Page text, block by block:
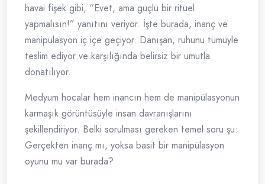
havai fişek gibi, “Evet, ama güçlü bir ritüel
yapmalısın!” yanıtını veriyor. İşte burada, inanç ve
manipülasyon iç içe geçiyor. Danışan, ruhunu tümüyle
teslim ediyor ve karşılığında belirsiz bir umutla
donatılıyor.
Medyum hocalar hem inancın hem de manipülasyonun
karmaşık görüntüsüyle insan davranışlarını
şekillendiriyor. Belki sorulması gereken temel soru şu:
Gerçekten inanç mı, yoksa basit bir manipülasyon
oyunu mu var burada?